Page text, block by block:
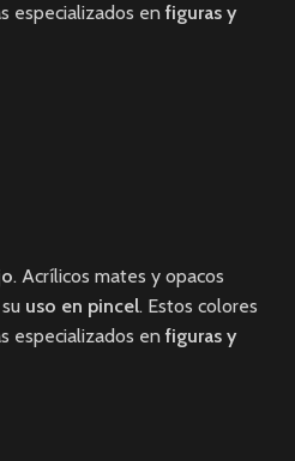
especializados en figuras y
. Acrílicos mates y opacos
uso en pincel. Estos colores
especializados en figuras y